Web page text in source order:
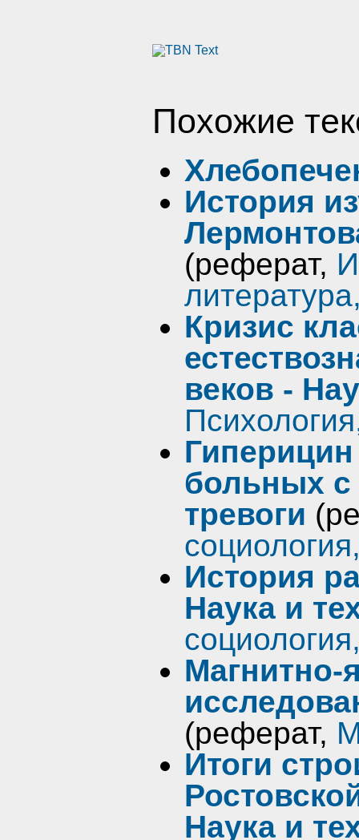
Похожие
История
(реферат,
Кризис
веков -
больных с
тревоги
История
Наука и
Магнитно-
(реферат,
Итоги
Наука и